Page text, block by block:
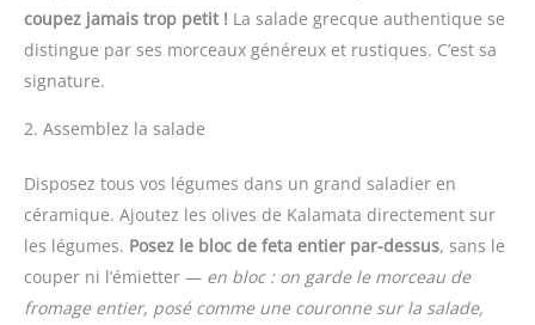
coupez jamais trop petit ! La salade grecque authentique se
distingue par ses morceaux généreux et rustiques. C’est sa
signature.
2. Assemblez la salade
Disposez tous vos légumes dans un grand saladier en
céramique. Ajoutez les olives de Kalamata directement sur
les légumes. Posez le bloc de feta entier par-dessus, sans le
couper ni l’émietter — en bloc : on garde le morceau de
fromage entier, posé comme une couronne sur la salade,